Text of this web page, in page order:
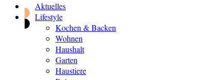
Aktuelles
Lifestyle
Kochen & Backen
Wohnen
Haushalt
Garten
Haustiere